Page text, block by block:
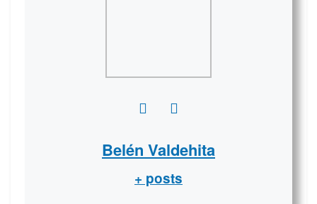
Belén Valdehita
+ posts